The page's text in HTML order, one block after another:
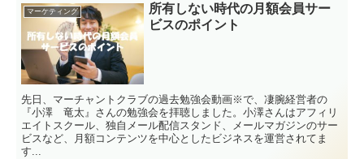
マーケティング
所有しない時代の月額会員サー
ビスのポイント
先日、マーチャントクラブの過去勉強会動画※で、凄腕経営者の
『小澤 竜太』さんの勉強会を拝聴しました。小澤さんはアフィリ
エイトスクール、独自メール配信スタンド、メールマガジンのサー
ビスなど、月額コンテンツを中心としたビジネスを運営されてま
す...